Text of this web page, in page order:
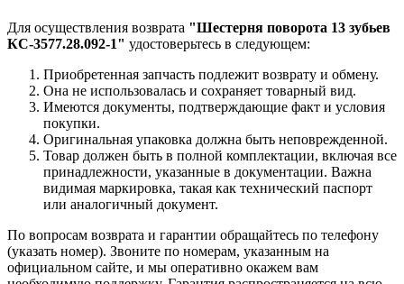
Для осуществления возврата "Шестерня поворота 13 зубьев
КС-3577.28.092-1" удостоверьтесь в следующем:
Приобретенная запчасть подлежит возврату и обмену.
Она не использовалась и сохраняет товарный вид.
Имеются документы, подтверждающие факт и условия
покупки.
Оригинальная упаковка должна быть неповрежденной.
Товар должен быть в полной комплектации, включая все
принадлежности, указанные в документации. Важна
видимая маркировка, такая как технический паспорт
или аналогичный документ.
По вопросам возврата и гарантии обращайтесь по телефону
(указать номер). Звоните по номерам, указанным на
официальном сайте, и мы оперативно окажем вам